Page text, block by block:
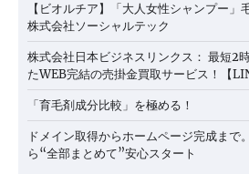
【ビオルチア】「大人女性シャンプー」
株式会社ソーシャルテック
株式会社日本ビジネスリンクス： 最短2
たWEB完結の売掛金買取サービス！【
「育毛剤成分比較」を極める！
ドメイン取得からホームページ完成まで
ら“全部まとめて”安心スタート